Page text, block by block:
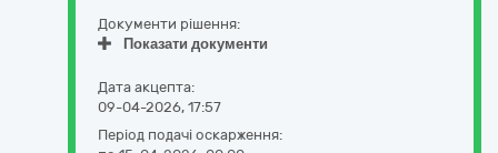
Документи рішення:
Показати документи
Дата акцепта:
09-04-2026, 17:57
Період подачі оскарження: